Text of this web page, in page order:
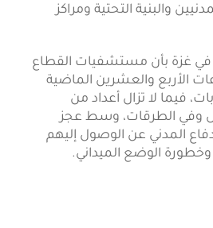
والبنية التحتية ومراكز
في غزة بأن مستشفيات القطاع
الأربع والعشرين الماضية
و304 إصابات، فيما لا تزال أعداد من
وفي الطرقات، وسط عجز
المدني عن الوصول إليهم
الوضع الميداني.